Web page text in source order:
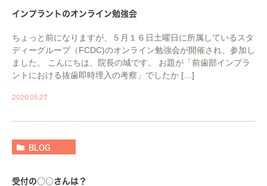
インプラントのオンライン勉強会
ちょっと前になりますが、５月１６日土曜日に所属しているスタ
ディーグループ（FCDC)のオンライン勉強会が開催され、参加し
ました。 こんにちは、院長の城です。 お題が「前歯部インプラ
ントにおける抜歯即時埋入の考察」でしたか […]
2020.05.27
BLOG
受付の○○さんは？